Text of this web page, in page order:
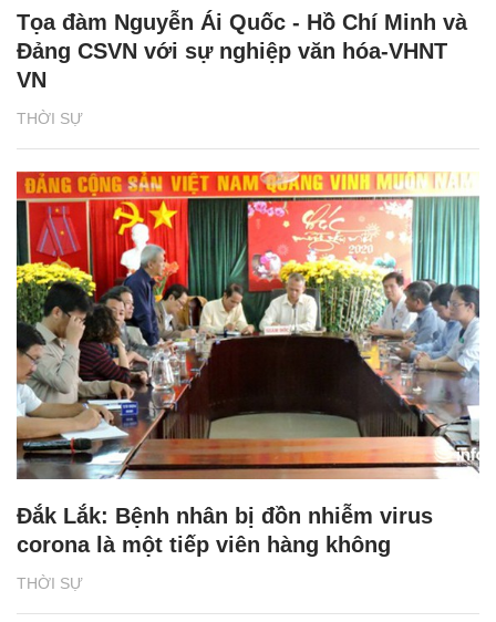
THỜI SỰ
Tọa đàm Nguyễn Ái Quốc - Hồ Chí Minh và
Đảng CSVN với sự nghiệp văn hóa-VHNT
VN
THỜI SỰ
Đắk Lắk: Bệnh nhân bị đồn nhiễm virus
corona là một tiếp viên hàng không